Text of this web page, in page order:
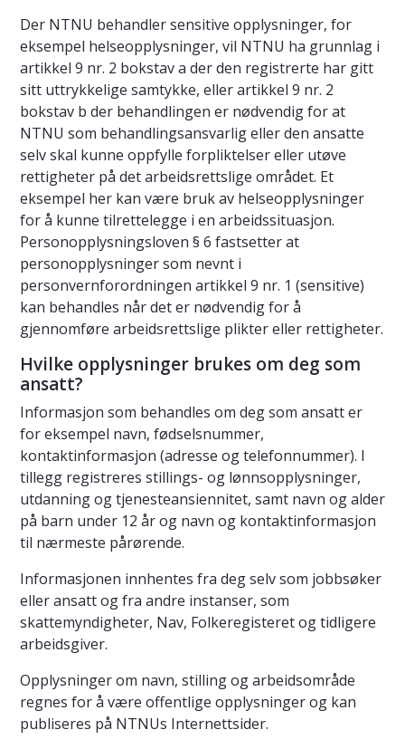
Der NTNU behandler sensitive opplysninger, for
eksempel helseopplysninger, vil NTNU ha grunnlag i
artikkel 9 nr. 2 bokstav a der den registrerte har gitt
sitt uttrykkelige samtykke, eller artikkel 9 nr. 2
bokstav b der behandlingen er nødvendig for at
NTNU som behandlingsansvarlig eller den ansatte
selv skal kunne oppfylle forpliktelser eller utøve
rettigheter på det arbeidsrettslige området. Et
eksempel her kan være bruk av helseopplysninger
for å kunne tilrettelegge i en arbeidssituasjon.
Personopplysningsloven § 6 fastsetter at
personopplysninger som nevnt i
personvernforordningen artikkel 9 nr. 1 (sensitive)
kan behandles når det er nødvendig for å
gjennomføre arbeidsrettslige plikter eller rettigheter.
Hvilke opplysninger brukes om deg som
ansatt?
Informasjon som behandles om deg som ansatt er
for eksempel navn, fødselsnummer,
kontaktinformasjon (adresse og telefonnummer). I
tillegg registreres stillings- og lønnsopplysninger,
utdanning og tjenesteansiennitet, samt navn og alder
på barn under 12 år og navn og kontaktinformasjon
til nærmeste pårørende.
Informasjonen innhentes fra deg selv som jobbsøker
eller ansatt og fra andre instanser, som
skattemyndigheter, Nav, Folkeregisteret og tidligere
arbeidsgiver.
Opplysninger om navn, stilling og arbeidsområde
regnes for å være offentlige opplysninger og kan
publiseres på NTNUs Internettsider.